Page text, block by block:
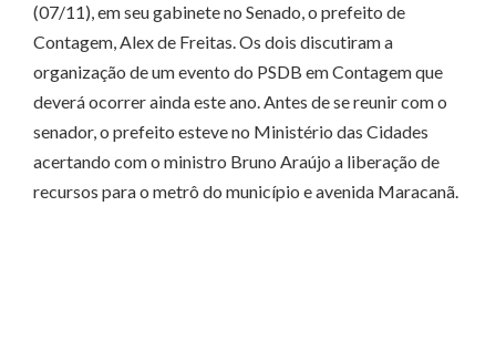
(07/11), em seu gabinete no Senado, o prefeito de
Contagem, Alex de Freitas. Os dois discutiram a
organização de um evento do PSDB em Contagem que
deverá ocorrer ainda este ano. Antes de se reunir com o
senador, o prefeito esteve no Ministério das Cidades
acertando com o ministro Bruno Araújo a liberação de
recursos para o metrô do município e avenida Maracanã.